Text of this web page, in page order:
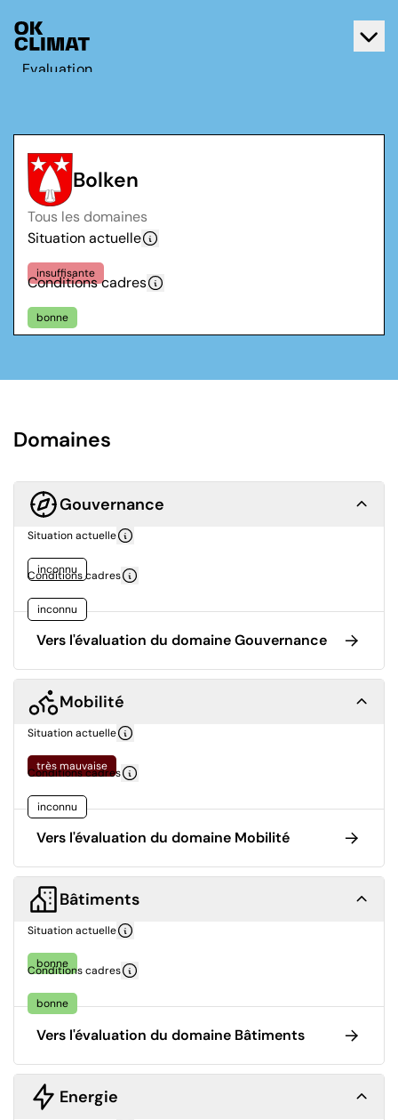
Evaluation
Contact
Français
Deutsch
Bolken
Tous les domaines
Situation actuelle
insuffisante
Conditions cadres
bonne
Domaines
Gouvernance
Situation actuelle
inconnu
Conditions cadres
inconnu
Vers l'évaluation du domaine Gouvernance
Mobilité
Situation actuelle
très mauvaise
Conditions cadres
inconnu
Vers l'évaluation du domaine Mobilité
Bâtiments
Situation actuelle
bonne
Conditions cadres
bonne
Vers l'évaluation du domaine Bâtiments
Energie